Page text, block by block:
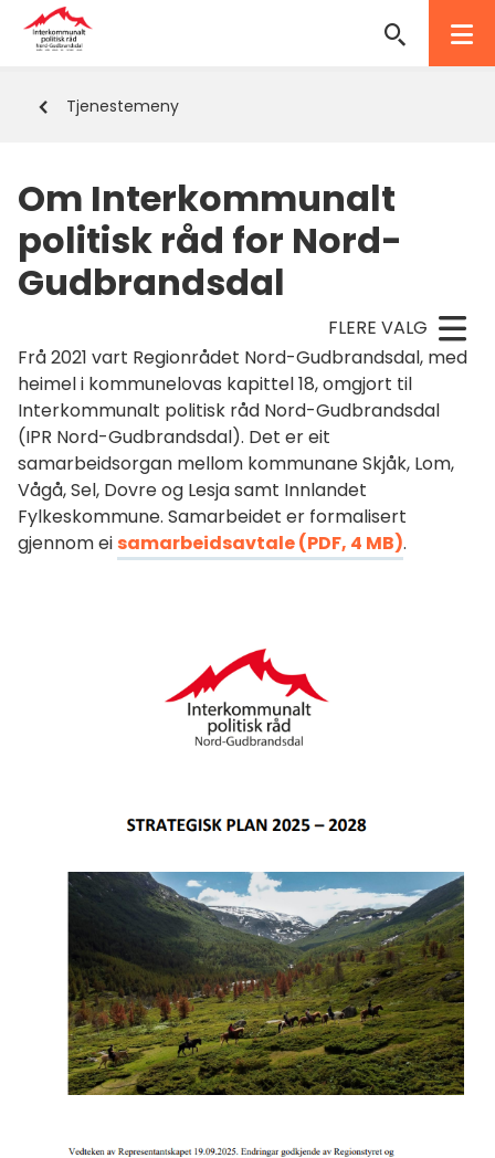
Interkommunalt
politisk
Nord-
Gudbrandsdal
Du
Tjenestemeny
Om Interkommunalt
politisk råd for Nord-
Gudbrandsdal
FLERE VALG
Frå 2021 vart Regionrådet Nord-Gudbrandsdal, med
heimel i kommunelovas kapittel 18, omgjort til
Interkommunalt politisk råd Nord-Gudbrandsdal
(IPR Nord-Gudbrandsdal). Det er eit
samarbeidsorgan mellom kommunane Skjåk, Lom,
Vågå, Sel, Dovre og Lesja samt Innlandet
Fylkeskommune. Samarbeidet er formalisert
gjennom eisamarbeidsavtale(PDF, 4 MB).